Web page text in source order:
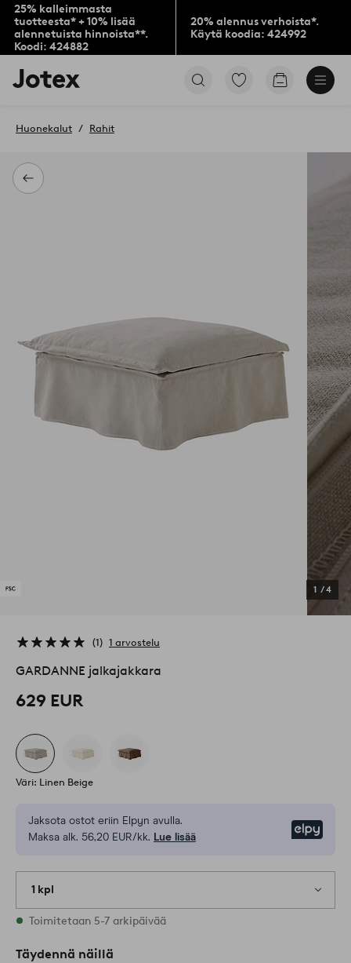
25% kalleimmasta
tuotteesta* + 10% lisää
alennetuista hinnoista**.
Koodi: 424882
20% alennus verhoista*.
Käytä koodia: 424992
Jotex-
logo
aloitussivulle
Siirry
Siirry
Takaisin
Huonekalut Rahit
1 /4
1 1 arvostelu
GARDANNE jalkajakkara
629 EUR
Väri: Linen Beige
Jaksota ostot eriin Elpyn avulla.
Maksa alk. 56,20 EUR/kk. Lue lisää
1 kpl
Varastossa
Toimitetaan 5-7 arkipäivää
Täydennä näillä